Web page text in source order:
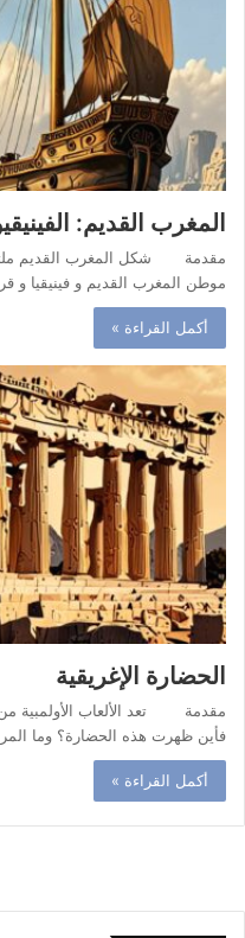
المغرب القديم:
مقدمة شكل المغرب القديم
موطن المغرب القديم و فينيقيا و
أكمل القراءة »
الحضارة الإغريقية
مقدمة تعد الألعاب الأولمبية من
فأين ظهرت هذه الحضارة؟ وما
أكمل القراءة »